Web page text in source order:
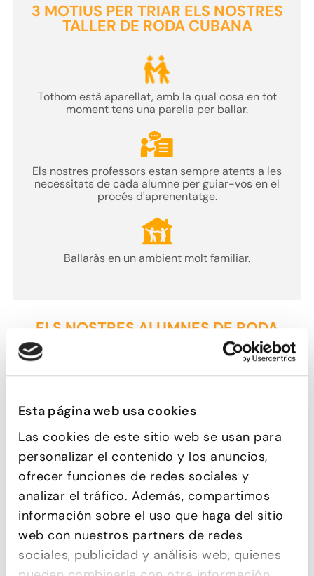
Esta página web usa cookies
Las cookies de este sitio web se usan para
personalizar el contenido y los anuncios,
ofrecer funciones de redes sociales y
analizar el tráfico. Además, compartimos
información sobre el uso que haga del sitio
web con nuestros partners de redes
sociales, publicidad y análisis web, quienes
3 MOTIUS PER TRIAR ELS NOSTRES
TALLER DE RODA CUBANA
Tothom està aparellat, amb la qual cosa en tot
moment tens una parella per ballar.
Els nostres professors estan sempre atents a les
necessitats de cada alumne perguiar-vos en el
procés d'aprenentatge.
Ballaràs en unambient molt familiar.
ELS NOSTRES ALUMNES DE RODA
CUBANA TAMBÉ TRIEN ...
SALSA CUBANA ROCK&ROLL